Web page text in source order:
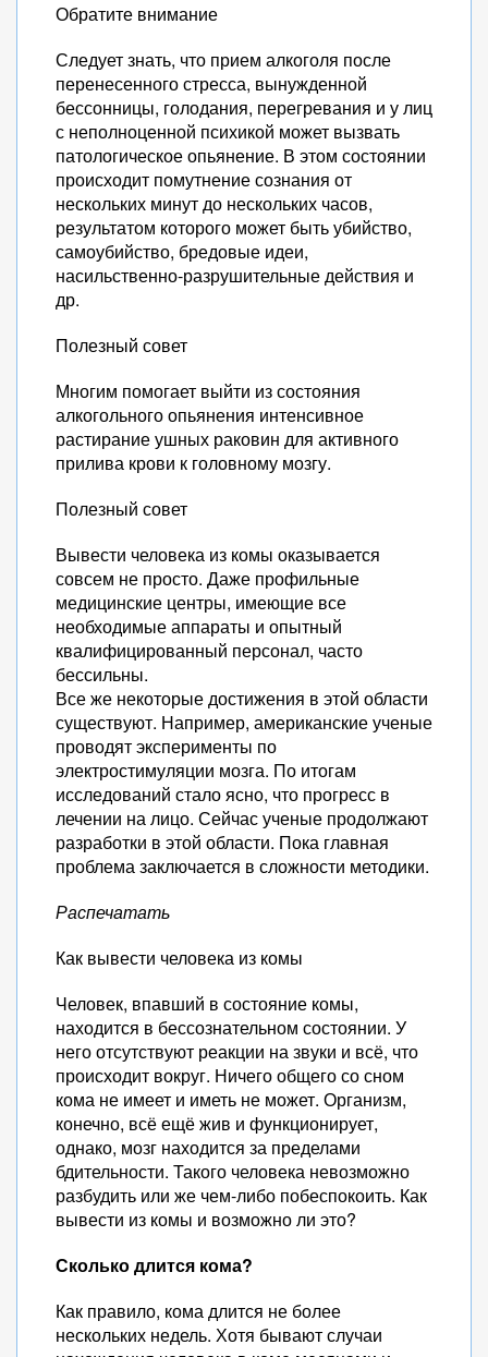
Обратите внимание
Следует знать, что прием алкоголя после
перенесенного стресса, вынужденной
бессонницы, голодания, перегревания и у лиц
с неполноценной психикой может вызвать
патологическое опьянение. В этом состоянии
происходит помутнение сознания от
нескольких минут до нескольких часов,
результатом которого может быть убийство,
самоубийство, бредовые идеи,
насильственно-разрушительные действия и
др.
Полезный совет
Многим помогает выйти из состояния
алкогольного опьянения интенсивное
растирание ушных раковин для активного
прилива крови к головному мозгу.
Полезный совет
Вывести человека из комы оказывается
совсем не просто. Даже профильные
медицинские центры, имеющие все
необходимые аппараты и опытный
квалифицированный персонал, часто
бессильны.
Все же некоторые достижения в этой области
существуют. Например, американские ученые
проводят эксперименты по
электростимуляции мозга. По итогам
исследований стало ясно, что прогресс в
лечении на лицо. Сейчас ученые продолжают
разработки в этой области. Пока главная
проблема заключается в сложности методики.
Распечатать
Как вывести человека из комы
Человек, впавший в состояние комы,
находится в бессознательном состоянии. У
него отсутствуют реакции на звуки и всё, что
происходит вокруг. Ничего общего со сном
кома не имеет и иметь не может. Организм,
конечно, всё ещё жив и функционирует,
однако, мозг находится за пределами
бдительности. Такого человека невозможно
разбудить или же чем-либо побеспокоить. Как
вывести из комы и возможно ли это?
Сколько длится кома?
Как правило, кома длится не более
нескольких недель. Хотя бывают случаи